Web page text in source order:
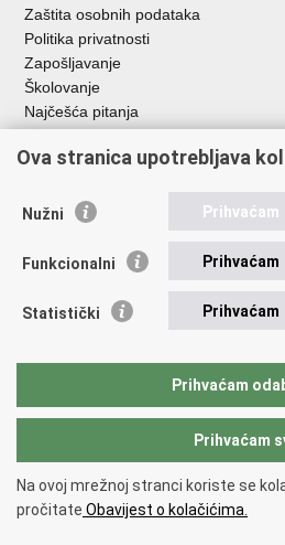
Zaštita osobnih podataka
Politika privatnosti
Zapošljavanje
Školovanje
Najčešća pitanja
Važne poveznice
EMN Nacionalna kontaktna točka za
Policijska akademija
Zaklada policijske solidarnosti
Udruge
Copyright © 2026 Ministarstvo unutarnjih
Uvjeti korištenja.Izjava o pristupačnosti
Ova stranica upotrebljava
Nužni Prihvaćam
Funkcionalni Prihvaćam
Statistički Prihvaćam
Prihvaćam
Prihvaćam
Na ovoj mrežnoj stranci koriste se
pročitate Obavijest o kolačićima.